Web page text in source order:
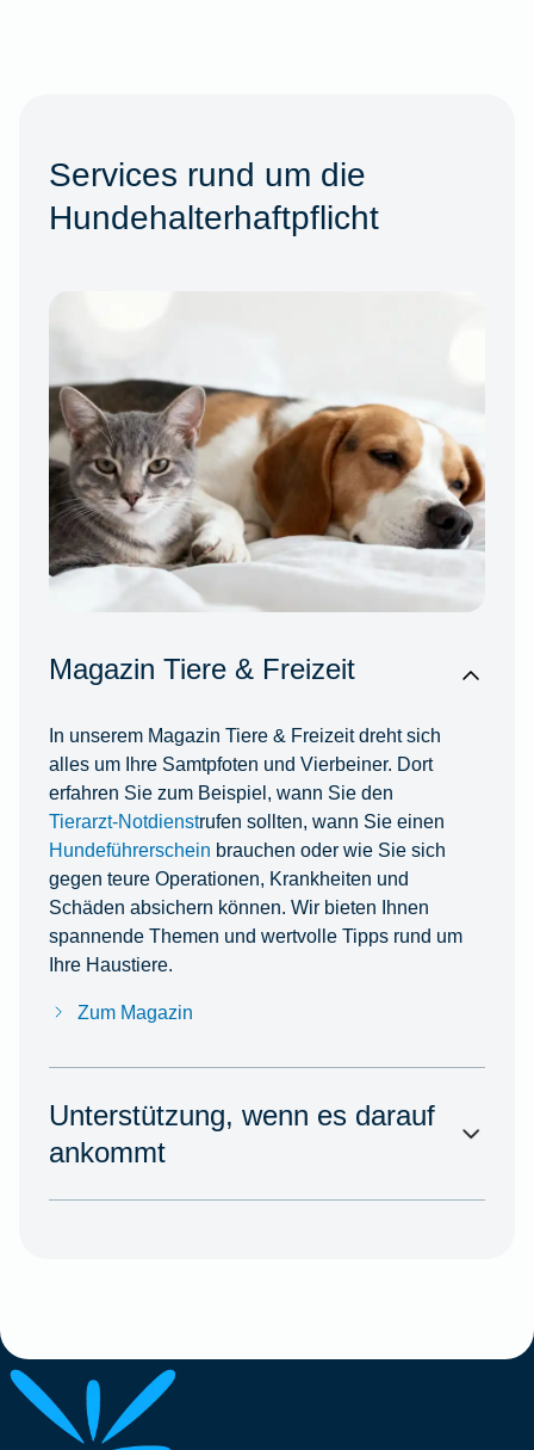
Services rund um die
Hundehalterhaftpflicht
Magazin Tiere & Freizeit
In unserem Magazin Tiere & Freizeit dreht sich
alles um Ihre Samtpfoten und Vierbeiner. Dort
erfahren Sie zum Beispiel, wann Sie den
Tierarzt-Notdienstrufen sollten, wann Sie einen
Hundeführerschein brauchen oder wie Sie sich
gegen teure Operationen, Krankheiten und
Schäden absichern können. Wir bieten Ihnen
spannende Themen und wertvolle Tipps rund um
Ihre Haustiere.
Zum Magazin
Unterstützung, wenn es darauf
ankommt